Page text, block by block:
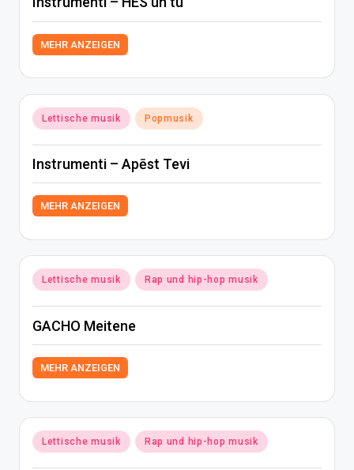
MEHR ANZEIGEN
Posted
in
Lettische musik Popmusik
Instrumenti – Apēst Tevi
MEHR ANZEIGEN
Posted
in
Lettische musik Rap und hip-hop musik
GACHO Meitene
MEHR ANZEIGEN
Posted
in
Lettische musik Rap und hip-hop musik